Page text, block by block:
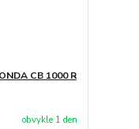
CB 1000 R
obvykle 1 den